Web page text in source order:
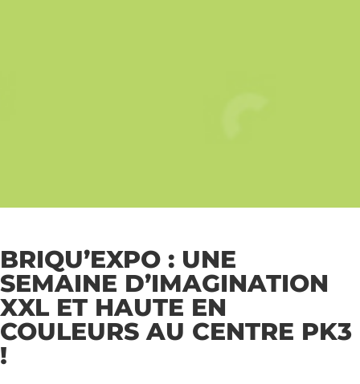
BRIQU’EXPO : UNE
SEMAINE D’IMAGINATION
XXL ET HAUTE EN
COULEURS AU CENTRE PK3
!